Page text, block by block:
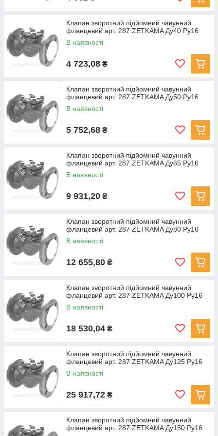
Клапан зворотний підйомний чавунний
фланцевий арт. 287 ZETKAMA Ду40 Ру16
В наявності
4 723,08 ₴
Клапан зворотний підйомний чавунний
фланцевий арт. 287 ZETKAMA Ду50 Ру16
В наявності
5 752,68 ₴
Клапан зворотний підйомний чавунний
фланцевий арт. 287 ZETKAMA Ду65 Ру16
В наявності
9 931,20 ₴
Клапан зворотний підйомний чавунний
фланцевий арт. 287 ZETKAMA Ду80 Ру16
В наявності
12 655,80 ₴
Клапан зворотний підйомний чавунний
фланцевий арт. 287 ZETKAMA Ду100 Ру16
В наявності
18 530,04 ₴
Клапан зворотний підйомний чавунний
фланцевий арт. 287 ZETKAMA Ду125 Ру16
В наявності
25 917,72 ₴
Клапан зворотний підйомний чавунний
фланцевий арт. 287 ZETKAMA Ду150 Ру16